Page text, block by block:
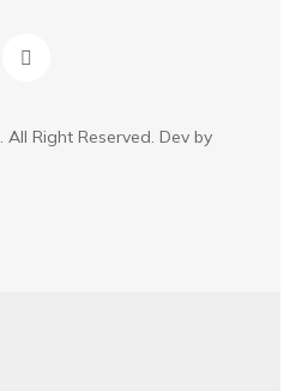
. All Right Reserved. Dev by